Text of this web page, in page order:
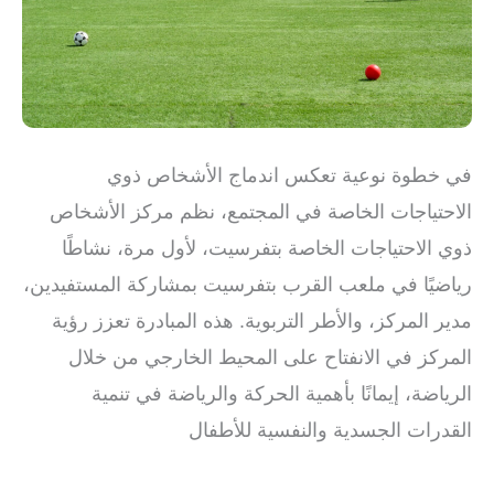
في خطوة نوعية تعكس اندماج الأشخاص ذوي
الاحتياجات الخاصة في المجتمع، نظم مركز الأشخاص
ذوي الاحتياجات الخاصة بتفرسيت، لأول مرة، نشاطًا
رياضيًا في ملعب القرب بتفرسيت بمشاركة المستفيدين،
مدير المركز، والأطر التربوية. هذه المبادرة تعزز رؤية
المركز في الانفتاح على المحيط الخارجي من خلال
الرياضة، إيمانًا بأهمية الحركة والرياضة في تنمية
القدرات الجسدية والنفسية للأطفال
الخارجي